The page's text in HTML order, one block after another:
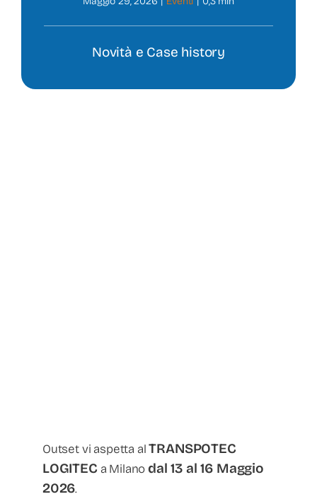
News
Novità e Case history
Outset vi aspetta alTRANSPOTEC
LOGITEC a Milanodal 13 al 16 Maggio
2026.